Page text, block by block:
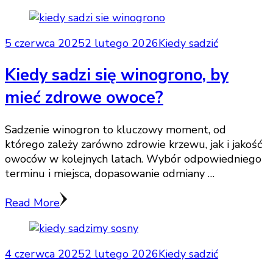
5 czerwca 20252 lutego 2026Kiedy sadzić
Kiedy sadzi się winogrono, by
mieć zdrowe owoce?
Sadzenie winogron to kluczowy moment, od
którego zależy zarówno zdrowie krzewu, jak i jakość
owoców w kolejnych latach. Wybór odpowiedniego
terminu i miejsca, dopasowanie odmiany …
Read More
4 czerwca 20252 lutego 2026Kiedy sadzić